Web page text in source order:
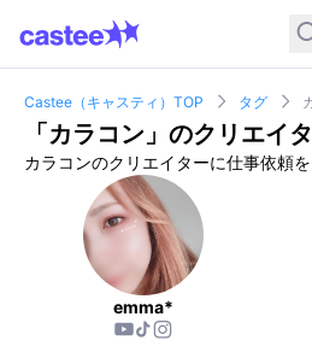
Castee（キャスティ）TOP タグ
「カラコン 」のクリエイ
カラコンのクリエイターに仕事依頼を
emma*